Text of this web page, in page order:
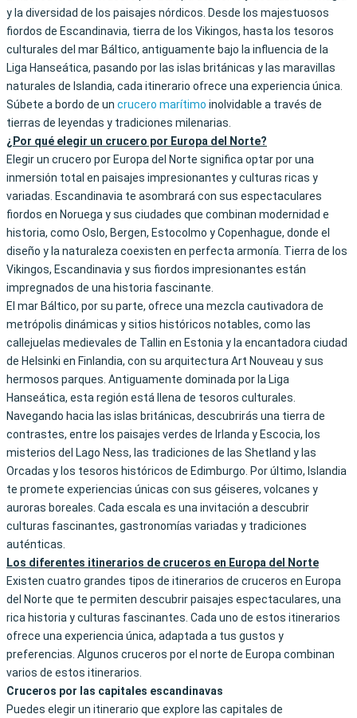
y la diversidad de los paisajes nórdicos. Desde los majestuosos
fiordos de Escandinavia, tierra de los Vikingos, hasta los tesoros
culturales del mar Báltico, antiguamente bajo la influencia de la
Liga Hanseática, pasando por las islas británicas y las maravillas
naturales de Islandia, cada itinerario ofrece una experiencia única.
Súbete a bordo de un crucero marítimo inolvidable a través de
tierras de leyendas y tradiciones milenarias.
¿Por qué elegir un crucero por Europa del Norte?
Elegir un crucero por Europa del Norte significa optar por una
inmersión total en paisajes impresionantes y culturas ricas y
variadas. Escandinavia te asombrará con sus espectaculares
fiordos en Noruega y sus ciudades que combinan modernidad e
historia, como Oslo, Bergen, Estocolmo y Copenhague, donde el
diseño y la naturaleza coexisten en perfecta armonía. Tierra de los
Vikingos, Escandinavia y sus fiordos impresionantes están
impregnados de una historia fascinante.
El mar Báltico, por su parte, ofrece una mezcla cautivadora de
metrópolis dinámicas y sitios históricos notables, como las
callejuelas medievales de Tallin en Estonia y la encantadora ciudad
de Helsinki en Finlandia, con su arquitectura Art Nouveau y sus
hermosos parques. Antiguamente dominada por la Liga
Hanseática, esta región está llena de tesoros culturales.
Navegando hacia las islas británicas, descubrirás una tierra de
contrastes, entre los paisajes verdes de Irlanda y Escocia, los
misterios del Lago Ness, las tradiciones de las Shetland y las
Orcadas y los tesoros históricos de Edimburgo. Por último, Islandia
te promete experiencias únicas con sus géiseres, volcanes y
auroras boreales. Cada escala es una invitación a descubrir
culturas fascinantes, gastronomías variadas y tradiciones
auténticas.
Los diferentes itinerarios de cruceros en Europa del Norte
Existen cuatro grandes tipos de itinerarios de cruceros en Europa
del Norte que te permiten descubrir paisajes espectaculares, una
rica historia y culturas fascinantes. Cada uno de estos itinerarios
ofrece una experiencia única, adaptada a tus gustos y
preferencias. Algunos cruceros por el norte de Europa combinan
varios de estos itinerarios.
Cruceros por las capitales escandinavas
Puedes elegir un itinerario que explore las capitales de